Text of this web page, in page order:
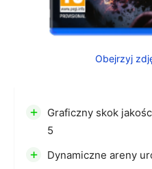
Obejrzyj
+
Graficzny skok
5
+ Dynamiczne areny